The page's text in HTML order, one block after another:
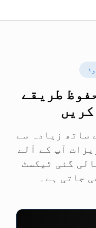
طریقے
ساتھ زیادہ سے
آپ کے آلے
گئی ٹیکسٹ
جاتی ہے۔